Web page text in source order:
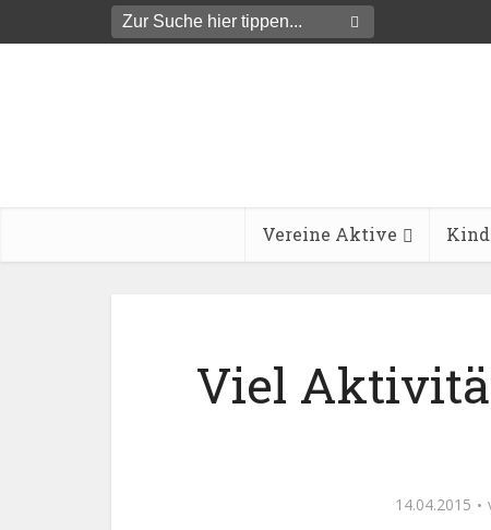
Vereine Aktive
Viel
14.04.2015